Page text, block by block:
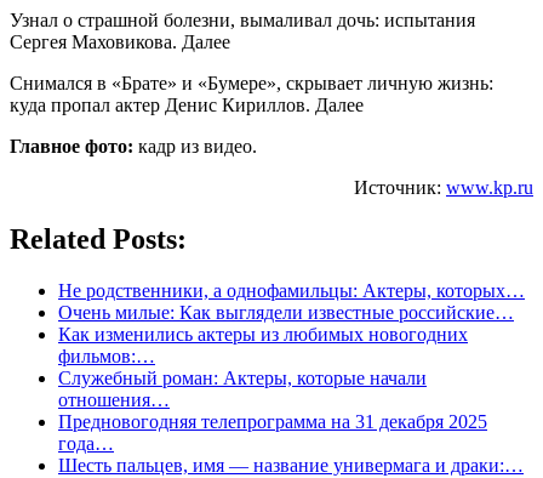
Узнал о страшной болезни, вымаливал дочь: испытания
Сергея Маховикова. Далее
Снимался в «Брате» и «Бумере», скрывает личную жизнь:
куда пропал актер Денис Кириллов. Далее
Главное фото: кадр из видео.
Источник: www.kp.ru
Related Posts:
Не родственники, а однофамильцы: Актеры, которых…
Очень милые: Как выглядели известные российские…
Как изменились актеры из любимых новогодних
фильмов:…
Служебный роман: Актеры, которые начали
отношения…
Предновогодняя телепрограмма на 31 декабря 2025
года…
Шесть пальцев, имя — название универмага и драки:…